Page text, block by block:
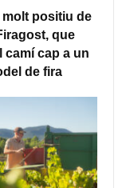
molt positiu de
que
camí cap a un
de fira